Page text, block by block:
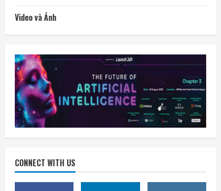
Video và Ảnh
CONNECT WITH US